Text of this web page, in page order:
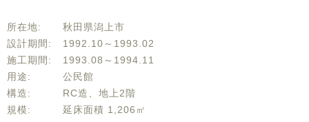
所在地:
秋田県潟上市
設計期間:
1992.10～1993.02
施工期間:
1993.08～1994.11
用途:
公民館
構造:
RC造、地上2階
規模:
延床面積 1,206㎡